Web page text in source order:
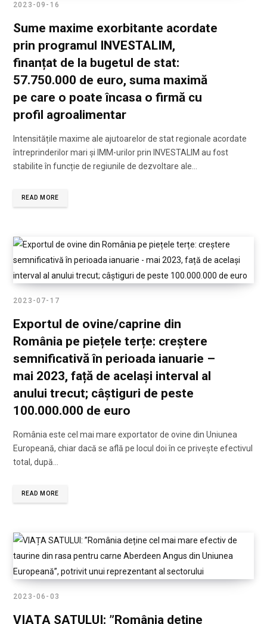
2023-09-16
Sume maxime exorbitante acordate
prin programul INVESTALIM,
finanțat de la bugetul de stat:
57.750.000 de euro, suma maximă
pe care o poate încasa o firmă cu
profil agroalimentar
Intensitățile maxime ale ajutoarelor de stat regionale acordate
întreprinderilor mari și IMM-urilor prin INVESTALIM au fost
stabilite în funcție de regiunile de dezvoltare ale…
READ MORE
2023-07-17
Exportul de ovine/caprine din
România pe piețele terțe: creștere
semnificativă în perioada ianuarie –
mai 2023, față de același interval al
anului trecut; câștiguri de peste
100.000.000 de euro
România este cel mai mare exportator de ovine din Uniunea
Europeană, chiar dacă se află pe locul doi în ce privește efectivul
total, după…
READ MORE
2023-06-03
VIAȚA SATULUI: ”România deține